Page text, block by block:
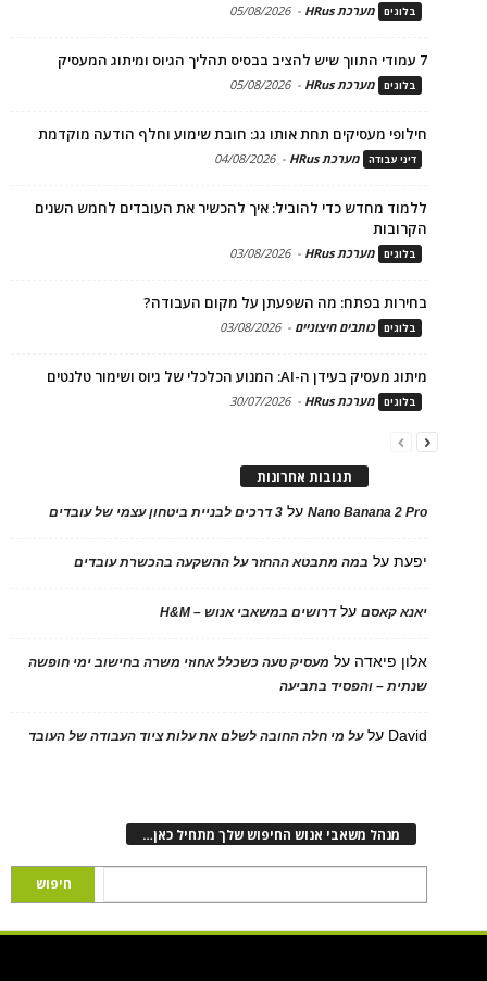
בלוגים מערכת HRus -
05/08/2026
7 עמודי התווך שיש להציב בבסיס תהליך הגיוס ומיתוג המעסיק
בלוגים מערכת HRus -
05/08/2026
חילופי מעסיקים תחת אותו גג: חובת שימוע וחלף הודעה מוקדמת
דיני עבודה מערכת HRus -
04/08/2026
ללמוד מחדש כדי להוביל: איך להכשיר את העובדים לחמש השנים
הקרובות
בלוגים מערכת HRus -
03/08/2026
בחירות בפתח: מה השפעתן על מקום העבודה?
בלוגים כותבים חיצוניים -
03/08/2026
מיתוג מעסיק בעידן ה-AI: המנוע הכלכלי של גיוס ושימור טלנטים
בלוגים מערכת HRus -
30/07/2026
תגובות אחרונות
Nano Banana 2 Proעל 3 דרכים לבניית ביטחון עצמי של עובדים
יפעתעל במה מתבטא ההחזר על ההשקעה בהכשרת עובדים
יאנא קאסםעלדרושים במשאבי אנוש – H&M
אלון פיאדה על מעסיק טעה כשכלל אחוזי משרה בחישוב ימי חופשה
שנתית – והפסיד בתביעה
David עלעל מי חלה החובה לשלם את עלות ציוד העבודה של העובד
מנהל משאבי אנוש החיפוש שלך מתחיל כאן…